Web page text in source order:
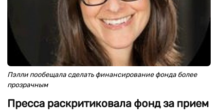
Пэлли пообещала сделать финансирование фонда более
прозрачным
Пресса раскритиковала фонд за прием